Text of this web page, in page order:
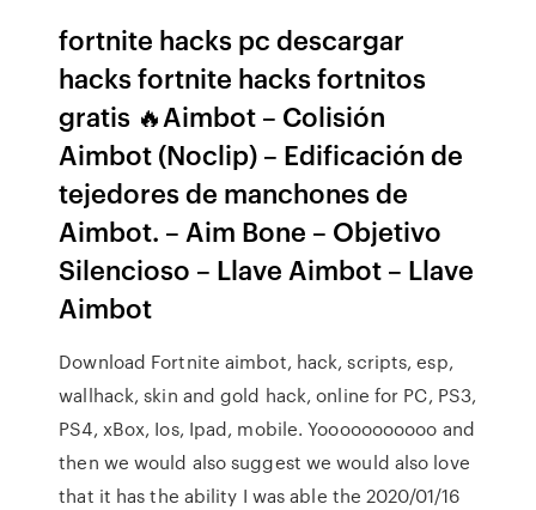
fortnite hacks pc descargar
hacks fortnite hacks fortnitos
gratis 🔥Aimbot – Colisión
Aimbot (Noclip) – Edificación de
tejedores de manchones de
Aimbot. – Aim Bone – Objetivo
Silencioso – Llave Aimbot – Llave
Aimbot
Download Fortnite aimbot, hack, scripts, esp,
wallhack, skin and gold hack, online for PC, PS3,
PS4, xBox, Ios, Ipad, mobile. Yooooooooooo and
then we would also suggest we would also love
that it has the ability I was able the 2020/01/16